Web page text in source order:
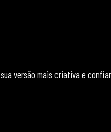
versão mais criativa e